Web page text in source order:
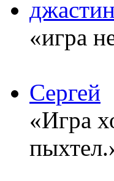
«игра
Сергей
«Игра